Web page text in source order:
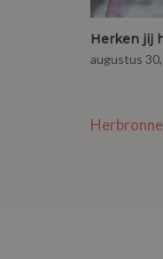
Herken jij
augustus 30,